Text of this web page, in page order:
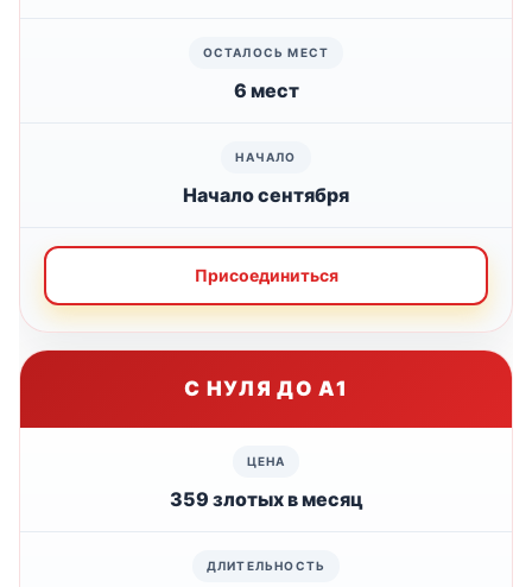
6 мест
Начало сентября
Присоединиться
С НУЛЯ ДО А1
359 злотых в месяц